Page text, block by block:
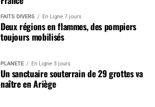
FAITS DIVERS En Ligne 7 jours
Deux régions en flammes, des pompiers
toujours mobilisés
PLANÈTE En Ligne 3 jours
Un sanctuaire souterrain de 29 grottes va
naître en Ariège